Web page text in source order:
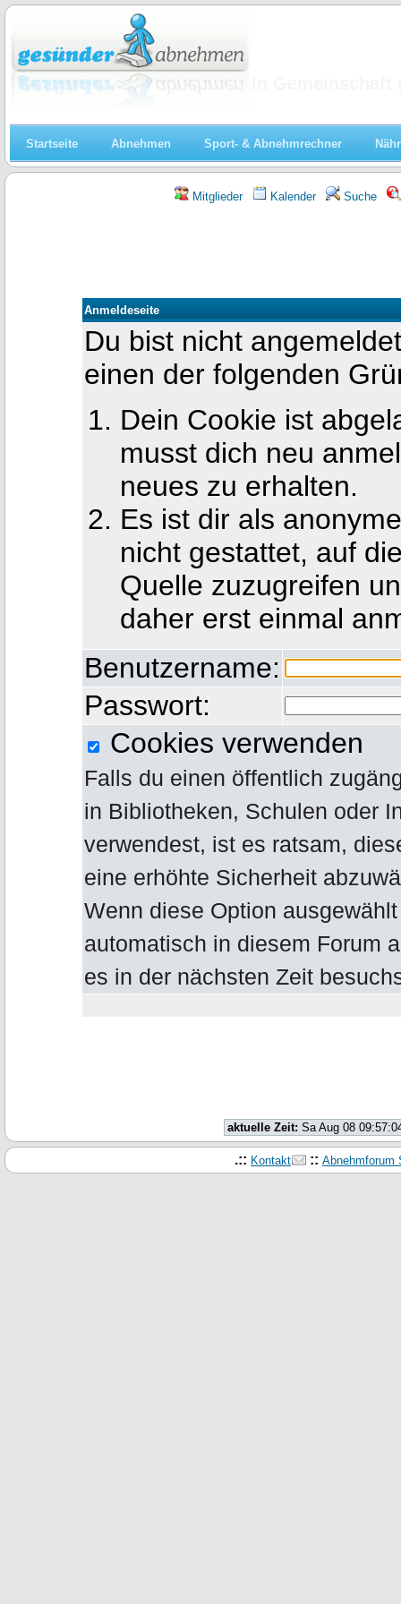
Startseite Abnehmen Sport- & Abnehmrechner
Mitglieder Kalender Suche
Anmeldeseite
Du bist nicht
einen der folgenden
Dein Cookie ist
musst dich neu
neues zu erhalten.
Es ist dir als
nicht gestattet, auf
Quelle zuzugreifen
daher erst einmal
Benutzername:
Passwort:
Cookies verwenden
Falls du einen öffentlich
in Bibliotheken, Schulen oder
verwendest, ist es ratsam,
eine erhöhte Sicherheit
Wenn diese Option
automatisch in diesem Forum
es in der nächsten Zeit
aktuelle Zeit: Sa Aug 08
.:: Kontakt :: Abnehmforum